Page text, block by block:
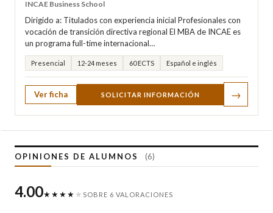
INCAE Business School
Dirigido a: Titulados con experiencia inicial Profesionales con
vocación de transición directiva regional El MBA de INCAE es
un programa full-time internacional…
Presencial 12-24 meses 60 ECTS Español e inglés
Ver ficha SOLICITAR INFORMACIÓN →
OPINIONES DE ALUMNOS (6)
4.00★★★★ ★ SOBRE 6 VALORACIONES